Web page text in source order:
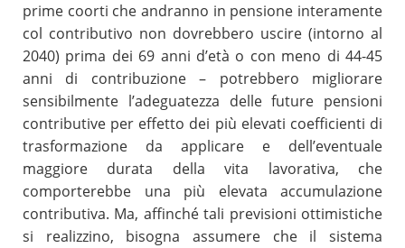
prime coorti che andranno in pensione interamente
col contributivo non dovrebbero uscire (intorno al
2040) prima dei 69 anni d’età o con meno di 44-45
anni di contribuzione – potrebbero migliorare
sensibilmente l’adeguatezza delle future pensioni
contributive per effetto dei più elevati coefficienti di
trasformazione da applicare e dell’eventuale
maggiore durata della vita lavorativa, che
comporterebbe una più elevata accumulazione
contributiva. Ma, affinché tali previsioni ottimistiche
si realizzino, bisogna assumere che il sistema